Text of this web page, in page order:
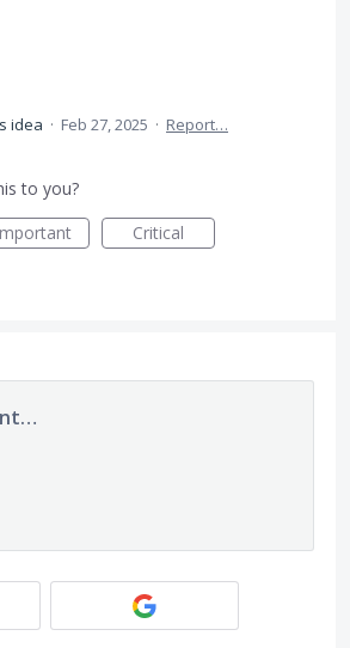
idea · Feb 27, 2025 · Report…
to you?
Critical